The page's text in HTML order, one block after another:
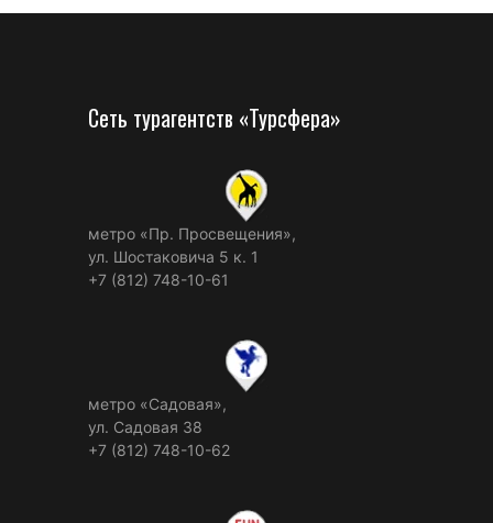
Сеть турагентств «Турсфера»
метро «Пр. Просвещения»,
ул. Шостаковича 5 к. 1
+7 (812) 748-10-61
метро «Садовая»,
ул. Садовая 38
+7 (812) 748-10-62